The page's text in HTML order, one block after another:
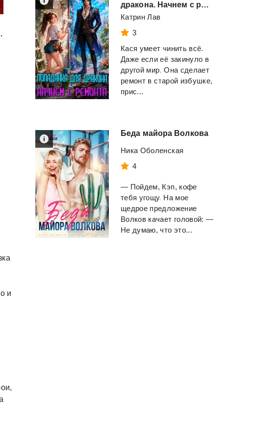
в школе
Библия секса
Джоанидис Пол
Смотреть
Щепетнов Евгений
Смотреть
и
дракона. Начнем с ремонта
Катрин Лав
3
Кася умеет чинить всё.
Даже если её закинуло в
другой мир. Она сделает
ремонт в старой избушке,
прис...
Беда майора Волкова
Ника Оболенская
4
— Пойдем, Кэп, кофе
тебя угощу. На мое
щедрое предложение
Волков качает головой: —
Не думаю, что это...